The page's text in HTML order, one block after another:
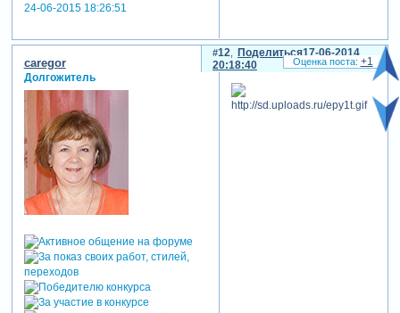
24-06-2015 18:26:51
Поделиться
12
17-06-2014
20:18:40
caregor
Долгожитель
+1